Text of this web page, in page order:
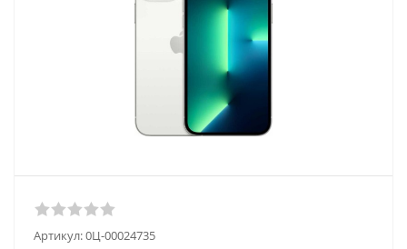
Артикул:0Ц-00024735